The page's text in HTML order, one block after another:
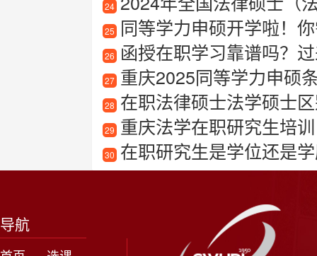
24
25 同等学力申硕开学啦！
26 函授在职学习靠谱吗？
27 重庆2025同等学力申硕
28 在职法律硕士法学硕士
29 重庆法学在职研究生培训
30 在职研究生是学位还是
导航